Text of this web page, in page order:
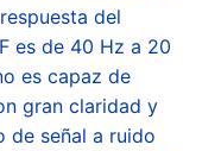
del
es de 40 Hz a 20
es capaz de
gran claridad y
de señal a ruido